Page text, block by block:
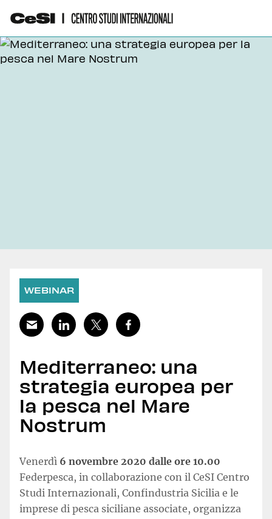
WEBINAR
Mediterraneo: una
strategia europea per
la pesca nel Mare
Nostrum
Venerdì 6 novembre 2020 dalle ore 10.00
Federpesca, in collaborazione con il CeSI Centro
Studi Internazionali, Confindustria Sicilia e le
imprese di pesca siciliane associate, organizza